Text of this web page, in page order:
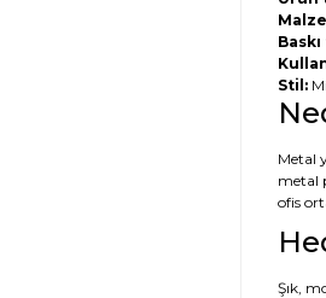
Stil:
Metal
metal
ofis
Şık,